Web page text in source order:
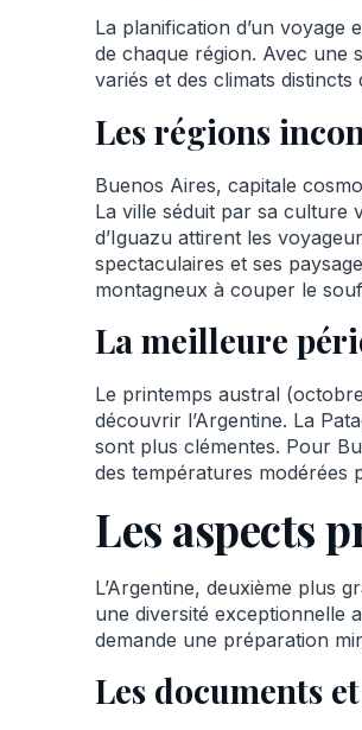
La planification d’un voyage
de chaque région. Avec une
variés et des climats
Les régions
Buenos Aires, capitale
La ville séduit par sa culture
d’Iguazu attirent les
spectaculaires et ses
montagneux à couper le
La meilleure
Le printemps austral
découvrir l’Argentine. La
sont plus clémentes. Pour
des températures modérées
Les aspects
L’Argentine, deuxième plus
une diversité exceptionnelle
demande une préparation
Les documents